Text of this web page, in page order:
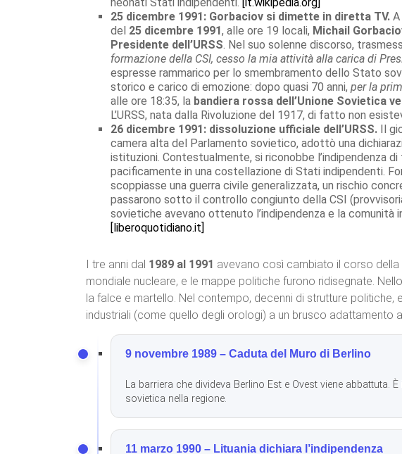
25 dicembre 1991: Gorbaciov si dimette in diretta TV.
del 25 dicembre 1991, alle ore 19 locali, Michail
Presidente dell’URSS. Nel suo solenne discorso,
formazione della CSI, cesso la mia attività alla carica di
espresse rammarico per lo smembramento dello Stato
storico e carico di emozione: dopo quasi 70 anni, per la
alle ore 18:35, la bandiera rossa dell’Unione Sovietica
L’URSS, nata dalla Rivoluzione del 1917, di fatto non
26 dicembre 1991: dissoluzione ufficiale dell’URSS. Il
camera alta del Parlamento sovietico, adottò una
istituzioni. Contestualmente, si riconobbe l’indipendenza
pacificamente in una costellazione di Stati indipendenti.
scoppiasse una guerra civile generalizzata, un rischio
passarono sotto il controllo congiunto della CSI
sovietiche avevano ottenuto l’indipendenza e la
[liberoquotidiano.it]
I tre anni dal 1989 al 1991 avevano così cambiato il corso della
mondiale nucleare, e le mappe politiche furono ridisegnate.
la falce e martello. Nel contempo, decenni di strutture
industriali (come quello degli orologi) a un brusco adattamento
9 novembre 1989 – Caduta del Muro di Berlino
La barriera che divideva Berlino Est e Ovest viene abbattuta.
sovietica nella regione.
11 marzo 1990 – Lituania dichiara l’indipendenza